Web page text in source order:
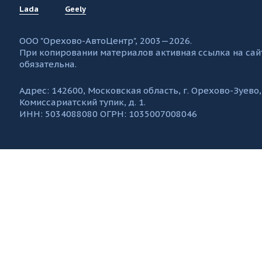
Lada Geely
ООО "Орехово-АвтоЦентр", 2003—2026.
При копировании материалов активная ссылка на
обязательна.
Адрес: 142600, Московская область, г. Орехово-Зуево,
Комиссариатский тупик, д. 1.
ИНН: 5034088080 ОГРН: 1035007008046